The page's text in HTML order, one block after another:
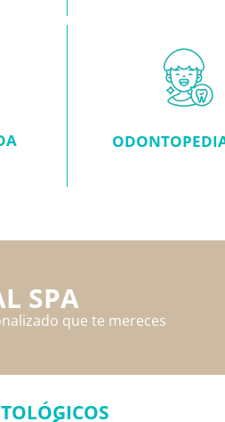
SPA
que te mereces